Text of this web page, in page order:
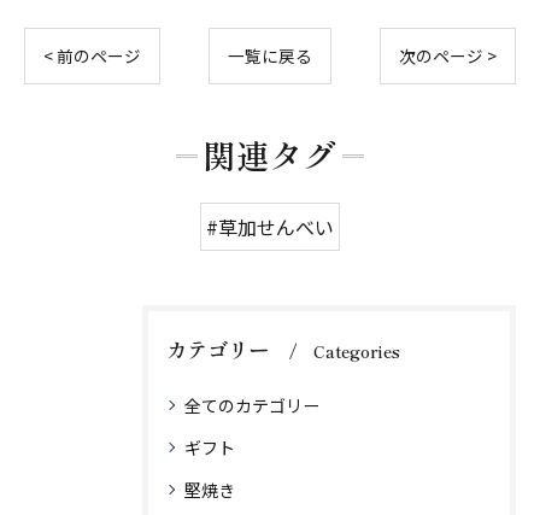
< 前のページ 一覧に戻る 次のページ >
関連タグ
#草加せんべい
カテゴリー Categories
全てのカテゴリー
ギフト
堅焼き